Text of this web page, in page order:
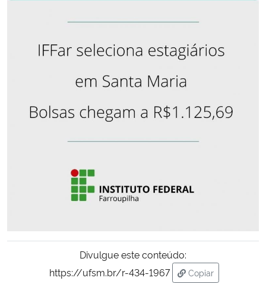
Divulgue este conteúdo:
https://ufsm.br/r-434-1967
Copiar